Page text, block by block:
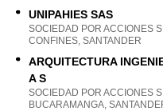
UNIPAHIES SAS
SOCIEDAD POR ACCIONES
CONFINES, SANTANDER
ARQUITECTURA
A S
SOCIEDAD POR ACCIONES
BUCARAMANGA,